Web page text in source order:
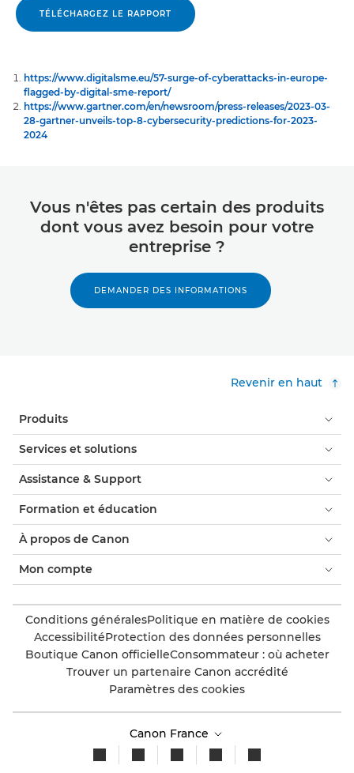
TÉLÉCHARGEZ LE RAPPORT
https://www.digitalsme.eu/57-surge-of-cyberattacks-in-europe-
flagged-by-digital-sme-report/
https://www.gartner.com/en/newsroom/press-releases/2023-03-
28-gartner-unveils-top-8-cybersecurity-predictions-for-2023-
2024
Vous n'êtes pas certain des produits
dont vous avez besoin pour votre
entreprise ?
DEMANDER DES INFORMATIONS
Revenir en haut
Produits
Services et solutions
Assistance & Support
Formation et éducation
À propos de Canon
Mon compte
Conditions généralesPolitique en matière de cookies
AccessibilitéProtection des données personnelles
Boutique Canon officielleConsommateur : où acheter
Trouver un partenaire Canon accrédité
Paramètres des cookies
Canon France